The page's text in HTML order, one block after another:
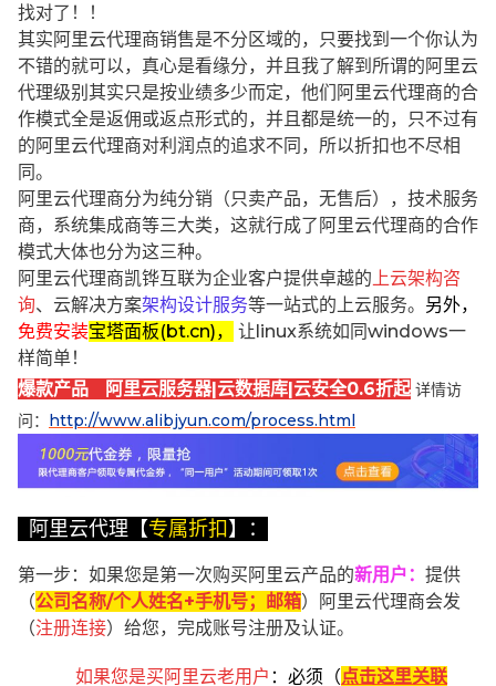
找对了！！
其实阿里云代理商销售是不分区域的，只要找到一个你认为
不错的就可以，真心是看缘分，并且我了解到所谓的阿里云
代理级别其实只是按业绩多少而定，他们阿里云代理商的合
作模式全是返佣或返点形式的，并且都是统一的，只不过有
的阿里云代理商对利润点的追求不同，所以折扣也不尽相
同。
阿里云代理商分为纯分销（只卖产品，无售后），技术服务
商，系统集成商等三大类，这就行成了阿里云代理商的合作
模式大体也分为这三种。
阿里云代理商凯铧互联为企业客户提供卓越的 上云架构咨
询、云解决方案架构设计服务等一站式的上云服务。 另外，
免费安装宝塔面板(bt.cn)，
让linux系统如同windows一
样简单！
爆款产品 阿里云服务器|云数据库|云安全0.6折起 详情访
问： http://www.alibjyun.com/process.html
阿里云代理【专属折扣】：
第一步：如果您是第一次购买阿里云产品的新用户 ： 提供
（公司名称/个人姓名+手机号；邮箱）阿里云代理商会发
（注册连接）给您，完成账号注册及认证。
如果您是买阿里云老用户 ： 必须 （点击这里关联